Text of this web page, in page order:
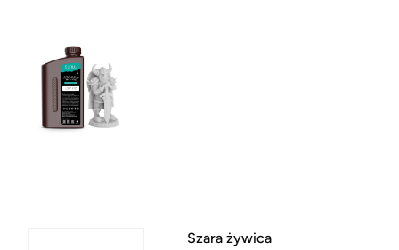
Szara żywica